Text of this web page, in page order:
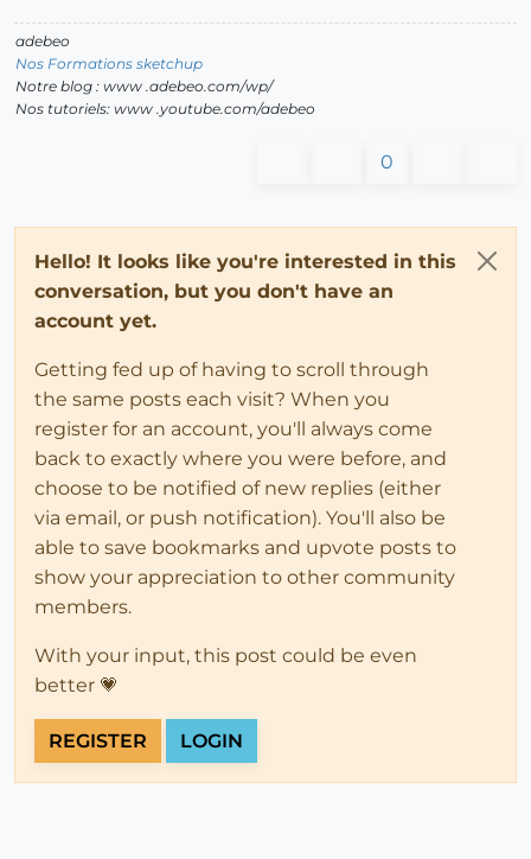
adebeo
Nos Formations sketchup
Notre blog : www .adebeo.com/wp/
Nos tutoriels: www .youtube.com/adebeo
0
Hello! It looks like you're interested in this
conversation, but you don't have an
account yet.
Getting fed up of having to scroll through
the same posts each visit? When you
register for an account, you'll always come
back to exactly where you were before, and
choose to be notified of new replies (either
via email, or push notification). You'll also be
able to save bookmarks and upvote posts to
show your appreciation to other community
members.
With your input, this post could be even
better 💗
REGISTER LOGIN